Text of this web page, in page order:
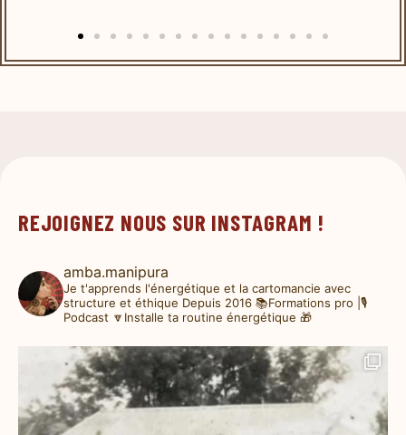
REJOIGNEZ NOUS SUR INSTAGRAM !
amba.manipura
Je t'apprends l'énergétique et la cartomancie avec
structure et éthique Depuis 2016 📚Formations pro |🎙️
Podcast 🔽Installe ta routine énergétique 🎁